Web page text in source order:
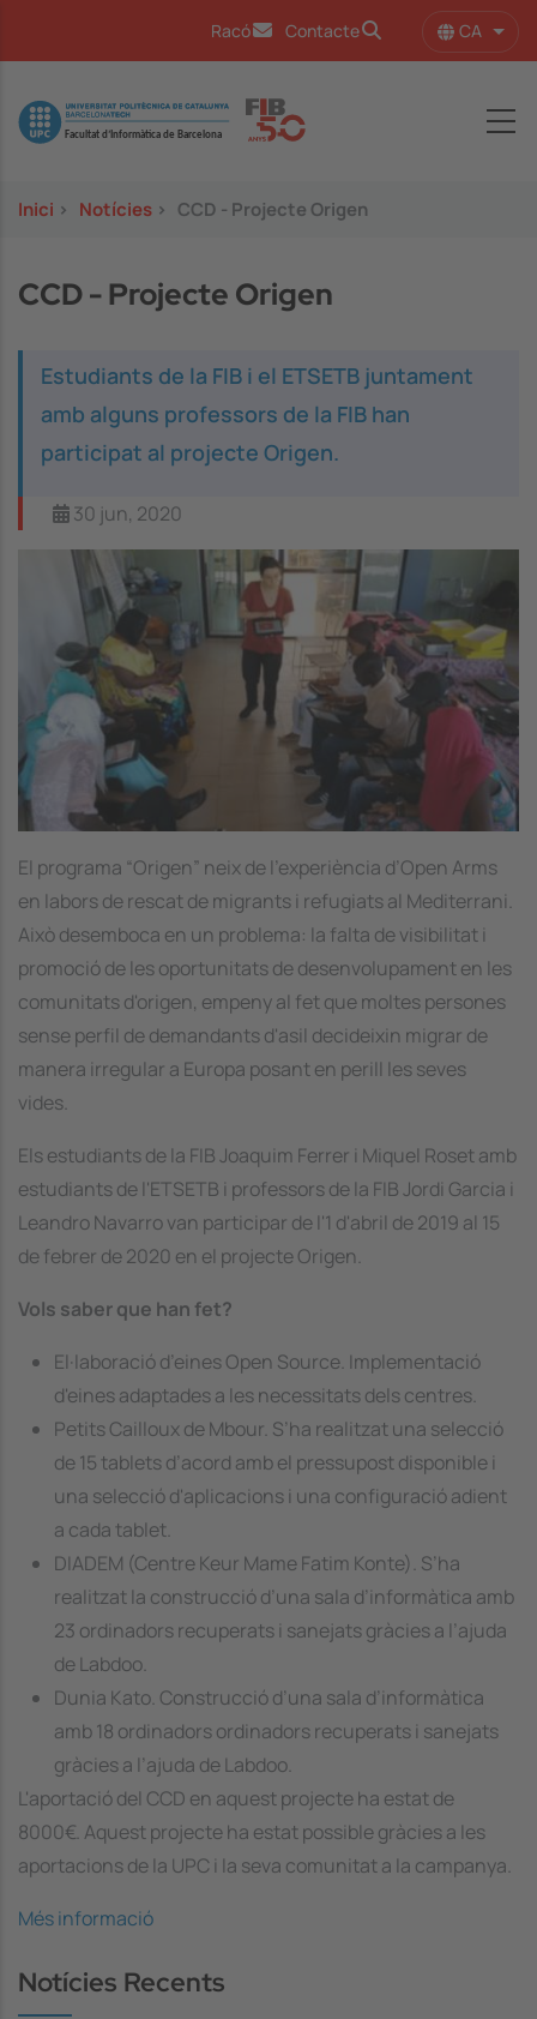
Racó Contacte CA
Image
Inici > Notícies > CCD - Projecte Origen
CCD - Projecte Origen
Estudiants de la FIB i el ETSETB juntament
amb alguns professors de la FIB han
participat al projecte Origen.
30 jun, 2020
Image
El programa “Origen” neix de l'experiència d’Open Arms
en labors de rescat de migrants i refugiats al Mediterrani.
Això desemboca en un problema: la falta de visibilitat i
promoció de les oportunitats de desenvolupament en les
comunitats d'origen, empeny al fet que moltes persones
sense perfil de demandants d'asil decideixin migrar de
manera irregular a Europa posant en perill les seves
vides.
Els estudiants de la FIB Joaquim Ferrer i Miquel Roset amb
estudiants de l'ETSETB i professors de la FIB Jordi Garcia i
Leandro Navarro van participar de l'1 d'abril de 2019 al 15
de febrer de 2020 en el projecte Origen.
Vols saber que han fet?
El·laboració d’eines Open Source. Implementació
d'eines adaptades a les necessitats dels centres.
Petits Cailloux de Mbour. S’ha realitzat una selecció
de 15 tablets d’acord amb el pressupost disponible i
una selecció d'aplicacions i una configuració adient
a cada tablet.
DIADEM (Centre Keur Mame Fatim Konte). S’ha
realitzat la construcció d’una sala d’informàtica amb
23 ordinadors recuperats i sanejats gràcies a l’ajuda
de Labdoo.
Dunia Kato. Construcció d’una sala d’informàtica
amb 18 ordinadors ordinadors recuperats i sanejats
gràcies a l’ajuda de Labdoo.
L'aportació del CCD en aquest projecte ha estat de
8000€. Aquest projecte ha estat possible gràcies a les
aportacions de la UPC i la seva comunitat a la campanya.
Més informació
Notícies Recents